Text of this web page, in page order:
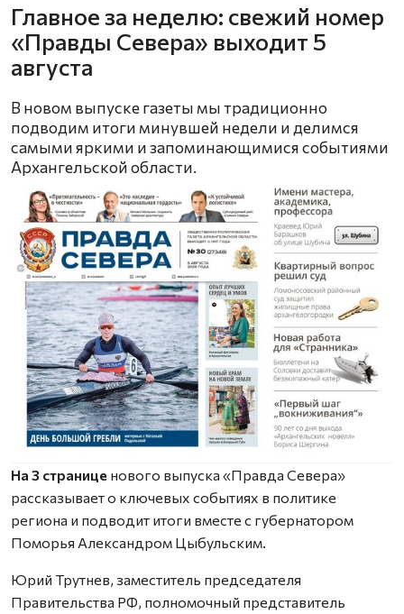
Главное за неделю: свежий номер
«Правды Севера» выходит 5
августа
В новом выпуске газеты мы традиционно
подводим итоги минувшей недели и делимся
самыми яркими и запоминающимися событиями
Архангельской области.
На 3 странице нового выпуска «Правда Севера»
рассказывает о ключевых событиях в политике
региона и подводит итоги вместе с губернатором
Поморья Александром Цыбульским.
Юрий Трутнев, заместитель председателя
Правительства РФ, полномочный представитель